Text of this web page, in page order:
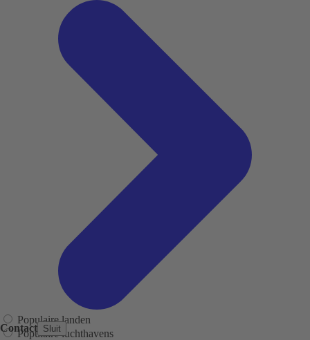
Contact Sluit
Populaire landen
Populaire luchthavens